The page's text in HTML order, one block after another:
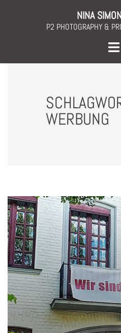
NINA
P2 PHOTOGRAPHY &
menu
WERBUNG